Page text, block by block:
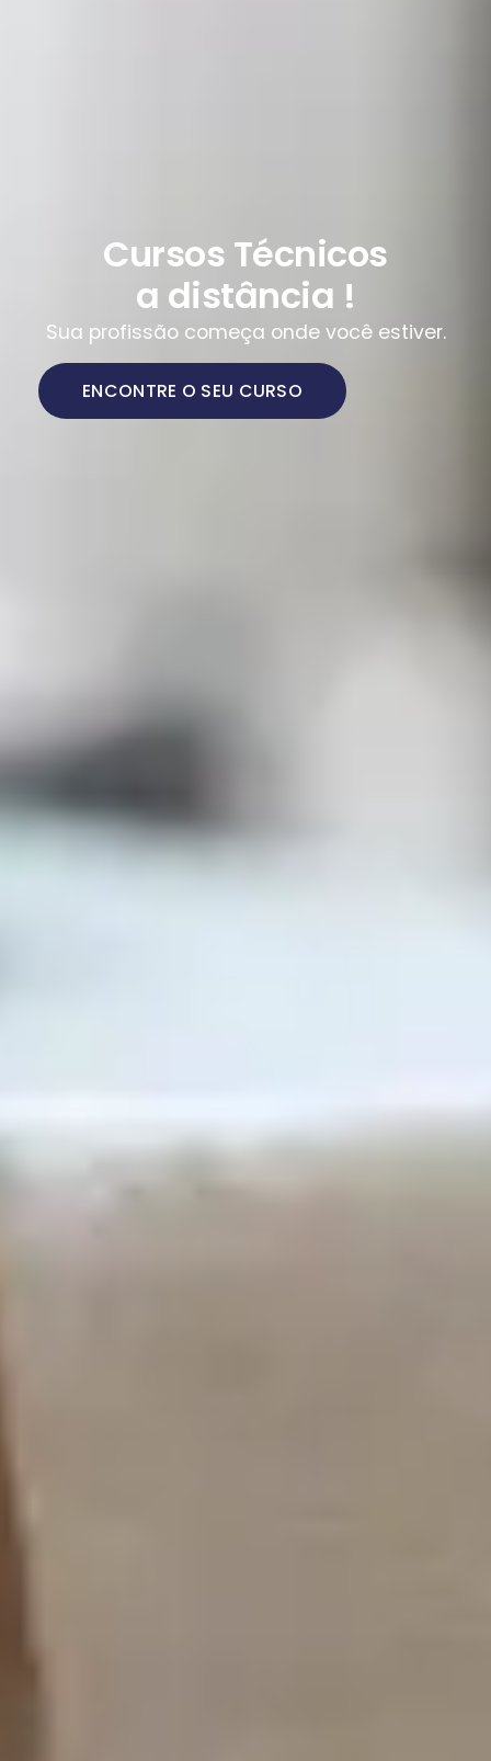
Cursos Técnicos
a distância !
Sua profissão começa onde você estiver.
ENCONTRE O SEU CURSO